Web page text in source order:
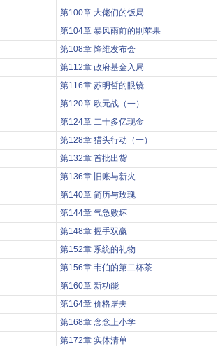
第100章 大佬们的饭局
第104章 暴风雨前的削苹果
第108章 降维发布会
第112章 政府基金入局
第116章 苏明哲的眼镜
第120章 欧元战（一）
第124章 二十多亿现金
第128章 猎头行动（一）
第132章 首批出货
第136章 旧账与新火
第140章 简历与玫瑰
第144章 气急败坏
第148章 握手双赢
第152章 系统的礼物
第156章 韦伯的第二杯茶
第160章 新功能
第164章 价格屠夫
第168章 念念上小学
第172章 实体清单